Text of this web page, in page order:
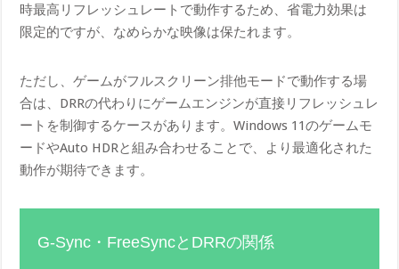
時最高リフレッシュレートで動作するため、省電力効果は
限定的ですが、なめらかな映像は保たれます。
ただし、ゲームがフルスクリーン排他モードで動作する場
合は、DRRの代わりにゲームエンジンが直接リフレッシュレ
ートを制御するケースがあります。Windows 11のゲームモ
ードやAuto HDRと組み合わせることで、より最適化された
動作が期待できます。
G-Sync・FreeSyncとDRRの関係